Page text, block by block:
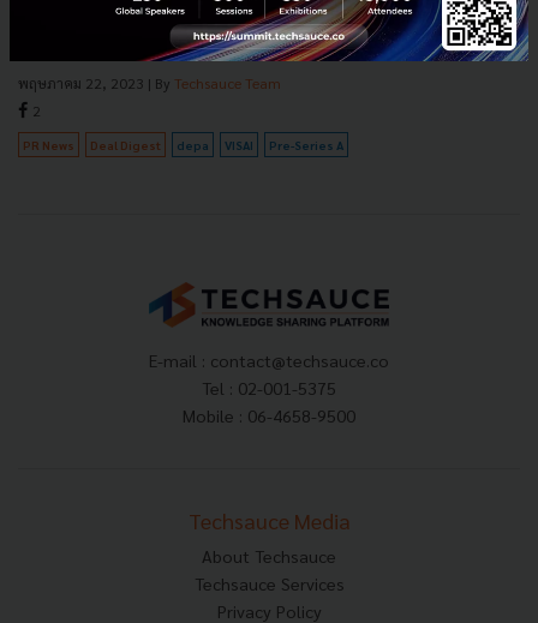
บริการด้านเทคโนโลยีปัญญาประดิษฐ์ครบวงจรสำหรับภาคธุรกิจทะยานสู่
ระดับ Pre-Series A เร่งเสริมความเข้มแข็งทางธุรกิจ...
พฤษภาคม 22, 2023 | By Techsauce Team
2
PR News Deal Digest depa VISAI Pre-Series A
E-mail : contact@techsauce.co
Tel : 02-001-5375
Mobile : 06-4658-9500
Techsauce Media
About Techsauce
Techsauce Services
Privacy Policy